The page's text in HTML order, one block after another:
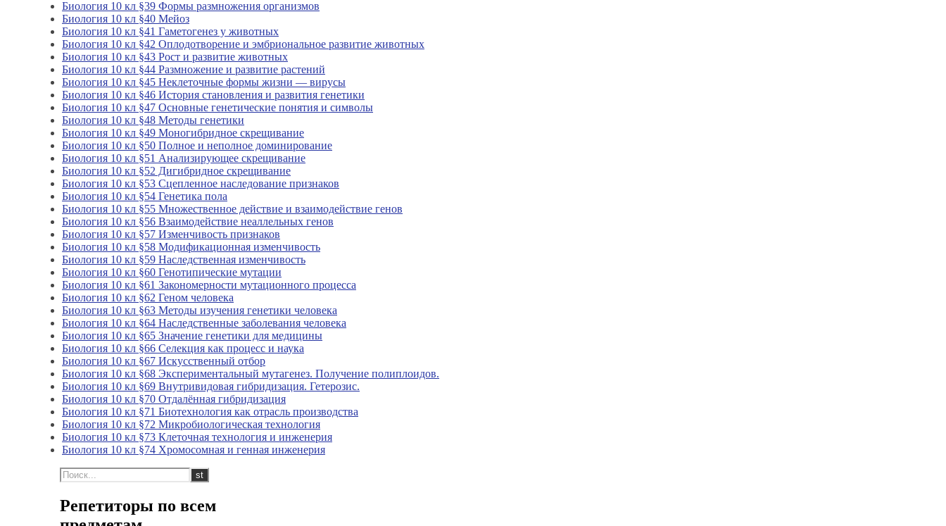
Биология 10 кл §39 Формы размножения организмов
Биология 10 кл §40 Мейоз
Биология 10 кл §41 Гаметогенез у животных
Биология 10 кл §42 Оплодотворение и эмбриональное развитие животных
Биология 10 кл §43 Рост и развитие животных
Биология 10 кл §44 Размножение и развитие растений
Биология 10 кл §45 Неклеточные формы жизни — вирусы
Биология 10 кл §46 История становления и развития генетики
Биология 10 кл §47 Основные генетические понятия и символы
Биология 10 кл §48 Методы генетики
Биология 10 кл §49 Моногибридное скрещивание
Биология 10 кл §50 Полное и неполное доминирование
Биология 10 кл §51 Анализирующее скрещивание
Биология 10 кл §52 Дигибридное скрещивание
Биология 10 кл §53 Сцепленное наследование признаков
Биология 10 кл §54 Генетика пола
Биология 10 кл §55 Множественное действие и взаимодействие генов
Биология 10 кл §56 Взаимодействие неаллельных генов
Биология 10 кл §57 Изменчивость признаков
Биология 10 кл §58 Модификационная изменчивость
Биология 10 кл §59 Наследственная изменчивость
Биология 10 кл §60 Генотипические мутации
Биология 10 кл §61 Закономерности мутационного процесса
Биология 10 кл §62 Геном человека
Биология 10 кл §63 Методы изучения генетики человека
Биология 10 кл §64 Наследственные заболевания человека
Биология 10 кл §65 Значение генетики для медицины
Биология 10 кл §66 Селекция как процесс и наука
Биология 10 кл §67 Искусственный отбор
Биология 10 кл §68 Экспериментальный мутагенез. Получение полиплоидов.
Биология 10 кл §69 Внутривидовая гибридизация. Гетерозис.
Биология 10 кл §70 Отдалённая гибридизация
Биология 10 кл §71 Биотехнология как отрасль производства
Биология 10 кл §72 Микробиологическая технология
Биология 10 кл §73 Клеточная технология и инженерия
Биология 10 кл §74 Хромосомная и генная инженерия
Репетиторы по всем